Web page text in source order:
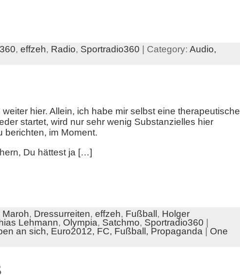
, effzeh, Radio, Sportradio360 | Category: Audio,
hier. Allein, ich habe mir selbst eine therapeutische
startet, wird nur sehr wenig Substanzielles hier
berichten, im Moment.
Du hättest ja […]
Maroh, Dressurreiten, effzeh, Fußball, Holger
Lehmann, Olympia, Satchmo, Sportradio360 |
an sich, Euro2012, FC, Fußball, Propaganda | One